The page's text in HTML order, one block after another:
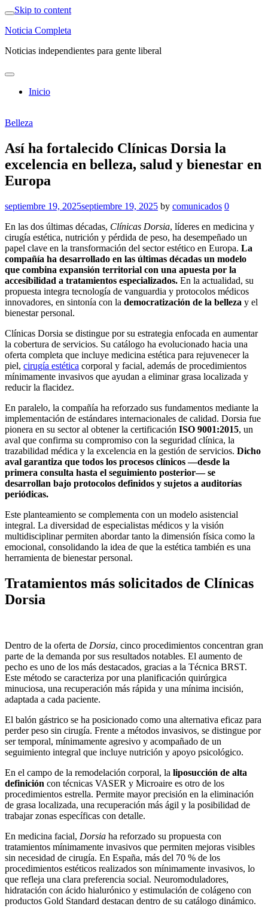
Skip to content
Noticia Completa
Noticias independientes para gente liberal
Inicio
Belleza
Así ha fortalecido Clínicas Dorsia la
excelencia en belleza, salud y bienestar en
Europa
septiembre 19, 2025septiembre 19, 2025 by comunicados 0
En las dos últimas décadas, Clínicas Dorsia, líderes en medicina y
cirugía estética, nutrición y pérdida de peso, ha desempeñado un
papel clave en la transformación del sector estético en Europa. La
compañía ha desarrollado en las últimas décadas un modelo
que combina expansión territorial con una apuesta por la
accesibilidad a tratamientos especializados. En la actualidad, su
propuesta integra tecnología de vanguardia y protocolos médicos
innovadores, en sintonía con la democratización de la belleza y el
bienestar personal.
Clínicas Dorsia se distingue por su estrategia enfocada en aumentar
la cobertura de servicios. Su catálogo ha evolucionado hacia una
oferta completa que incluye medicina estética para rejuvenecer la
piel, cirugía estética corporal y facial, además de procedimientos
mínimamente invasivos que ayudan a eliminar grasa localizada y
reducir la flacidez.
En paralelo, la compañía ha reforzado sus fundamentos mediante la
implementación de estándares internacionales de calidad. Dorsia fue
pionera en su sector al obtener la certificación ISO 9001:2015, un
aval que confirma su compromiso con la seguridad clínica, la
trazabilidad médica y la excelencia en la gestión de servicios. Dicho
aval garantiza que todos los procesos clínicos —desde la
primera consulta hasta el seguimiento posterior— se
desarrollan bajo protocolos definidos y sujetos a auditorías
periódicas.
Este planteamiento se complementa con un modelo asistencial
integral. La diversidad de especialistas médicos y la visión
multidisciplinar permiten abordar tanto la dimensión física como la
emocional, consolidando la idea de que la estética también es una
herramienta de bienestar personal.
Tratamientos más solicitados de Clínicas
Dorsia
Dentro de la oferta de Dorsia, cinco procedimientos concentran gran
parte de la demanda por sus resultados notables. El aumento de
pecho es uno de los más destacados, gracias a la Técnica BRST.
Este método se caracteriza por una planificación quirúrgica
minuciosa, una recuperación más rápida y una mínima incisión,
adaptada a cada paciente.
El balón gástrico se ha posicionado como una alternativa eficaz para
perder peso sin cirugía. Frente a métodos invasivos, se distingue por
ser temporal, mínimamente agresivo y acompañado de un
seguimiento integral que incluye nutrición y apoyo psicológico.
En el campo de la remodelación corporal, la liposucción de alta
definición con técnicas VASER y Microaire es otro de los
procedimientos estrella. Permite mayor precisión en la eliminación
de grasa localizada, una recuperación más ágil y la posibilidad de
trabajar zonas específicas con detalle.
En medicina facial, Dorsia ha reforzado su propuesta con
tratamientos mínimamente invasivos que permiten mejoras visibles
sin necesidad de cirugía. En España, más del 70 % de los
procedimientos estéticos realizados son mínimamente invasivos, lo
que refleja una clara preferencia social. Neuromoduladores,
hidratación con ácido hialurónico y estimulación de colágeno con
productos Gold Standard destacan dentro de su catálogo dinámico.